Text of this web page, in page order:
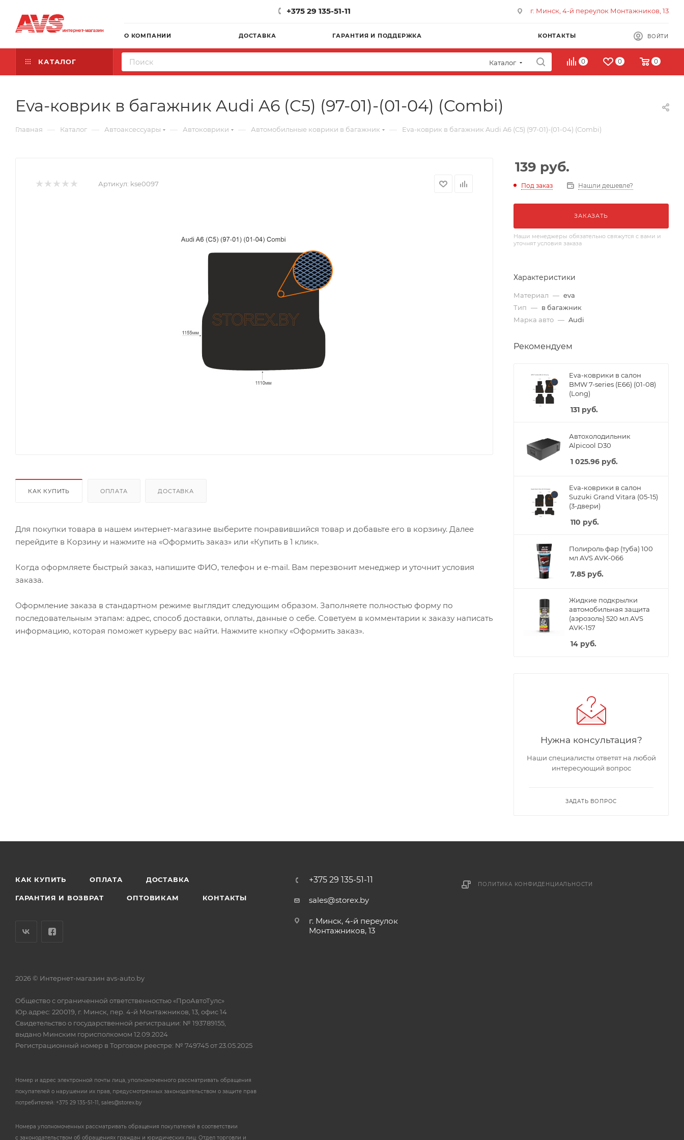
+375 29 135-51-11 г. Минск, 4-й переулок Монтажников, 13
О КОМПАНИИ ДОСТАВКА ГАРАНТИЯ И ПОДДЕРЖКА КОНТАКТЫ ВОЙТИ
КАТАЛОГ Каталог 0 0 0
Eva-коврик в багажник Audi A6 (C5) (97-01)-(01-04) (Combi)
Главная — Каталог — Автоаксессуары — Автоковрики — Автомобильные коврики в багажник — Eva-коврик в багажник Audi A6 (C5) (97-01)-(01-04) (Combi)
Артикул: kse0097
КАК КУПИТЬ ОПЛАТА ДОСТАВКА
Для покупки товара в нашем интернет-магазине выберите понравившийся товар и добавьте его в корзину. Далее
перейдите в Корзину и нажмите на «Оформить заказ» или «Купить в 1 клик».
Когда оформляете быстрый заказ, напишите ФИО, телефон и e-mail. Вам перезвонит менеджер и уточнит условия
заказа.
Оформление заказа в стандартном режиме выглядит следующим образом. Заполняете полностью форму по
последовательным этапам: адрес, способ доставки, оплаты, данные о себе. Советуем в комментарии к заказу написать
информацию, которая поможет курьеру вас найти. Нажмите кнопку «Оформить заказ».
139 руб.
Под заказ Нашли дешевле?
ЗАКАЗАТЬ
Наши менеджеры обязательно свяжутся с вами и
уточнят условия заказа
Характеристики
Материал — eva
Тип — в багажник
Марка авто — Audi
Рекомендуем
Eva-коврики в салон
BMW 7-series (E66) (01-08)
(Long)
131 руб.
Автохолодильник
Alpicool D30
1 025.96 руб.
Eva-коврики в салон
Suzuki Grand Vitara (05-15)
(3-двери)
110 руб.
Полироль фар (туба) 100
мл AVS AVK-066
7.85 руб.
Жидкие подкрылки
автомобильная защита
(аэрозоль) 520 мл.AVS
AVK-157
14 руб.
Нужна консультация?
Наши специалисты ответят на любой
интересующий вопрос
ЗАДАТЬ ВОПРОС
КАК КУПИТЬ ОПЛАТА ДОСТАВКА
ГАРАНТИЯ И ВОЗВРАТ ОПТОВИКАМ КОНТАКТЫ
+375 29 135-51-11
sales@storex.by
г. Минск, 4-й переулок
Монтажников, 13
ПОЛИТИКА КОНФИДЕНЦИАЛЬНОСТИ
2026 © Интернет-магазин avs-auto.by
Общество с ограниченной ответственностью «ПроАвтоТулс»
Юр.адрес: 220019, г. Минск, пер. 4-й Монтажников, 13, офис 14
Свидетельство о государственной регистрации: № 193789155,
выдано Минским горисполкомом 12.09.2024
Регистрационный номер в Торговом реестре: № 749745 от 23.05.2025
Номер и адрес электронной почты лица, уполномоченного рассматривать обращения
покупателей о нарушении их прав, предусмотренных законодательством о защите прав
потребителей: +375 29 135-51-11, sales@storex.by
Номера уполномоченных рассматривать обращения покупателей в соответствии
с законодательством об обращениях граждан и юридических лиц: Отдел торговли и